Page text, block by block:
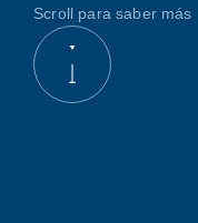
Scroll para saber más